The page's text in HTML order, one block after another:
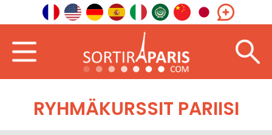
RYHMÄKURSSIT PARIISI